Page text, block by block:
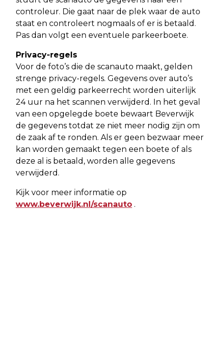
controleur. Die gaat naar de plek waar de auto
staat en controleert nogmaals of er is betaald.
Pas dan volgt een eventuele parkeerboete.
Privacy-regels
Voor de foto’s die de scanauto maakt, gelden
strenge privacy-regels. Gegevens over auto’s
met een geldig parkeerrecht worden uiterlijk
24 uur na het scannen verwijderd. In het geval
van een opgelegde boete bewaart Beverwijk
de gegevens totdat ze niet meer nodig zijn om
de zaak af te ronden. Als er geen bezwaar meer
kan worden gemaakt tegen een boete of als
deze al is betaald, worden alle gegevens
verwijderd.
Kijk voor meer informatie op
www.beverwijk.nl/scanauto .